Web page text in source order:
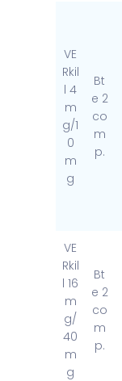
VE
Rkil
l 4
m
g/1
0
m
g
Bt
e 2
co
m
p.
VE
Rkil
l 16
m
g/
40
m
g
Bt
e 2
co
m
p.